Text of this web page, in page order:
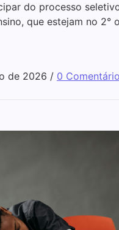
do processo
que estejam no 2°
de 2026 / 0